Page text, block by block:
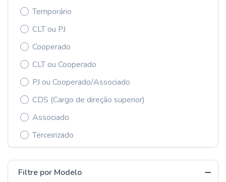
Temporário
CLT ou PJ
Cooperado
CLT ou Cooperado
PJ ou Cooperado/Associado
CDS (Cargo de direção superior)
Associado
Terceirizado
Filtre por Modelo